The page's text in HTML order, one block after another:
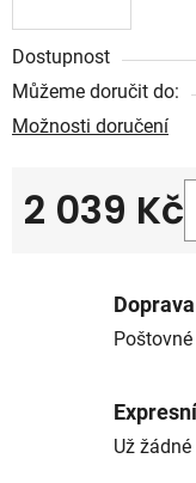
Dostupnost
Můžeme doručit do:
Možnosti doručení
2 039 Kč
Už